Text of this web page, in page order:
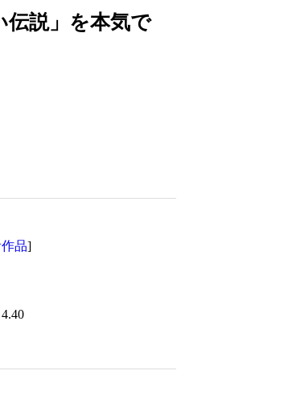
伝説」を本気で
品]